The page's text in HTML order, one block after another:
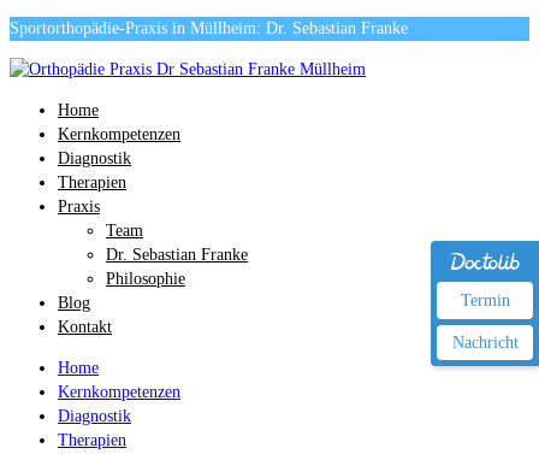
Sportorthopädie-Praxis in Müllheim: Dr. Sebastian Franke
Home
Kernkompetenzen
Diagnostik
Therapien
Praxis
Team
Dr. Sebastian Franke
Philosophie
Blog
Kontakt
Home
Kernkompetenzen
Diagnostik
Therapien
Termin
Nachricht